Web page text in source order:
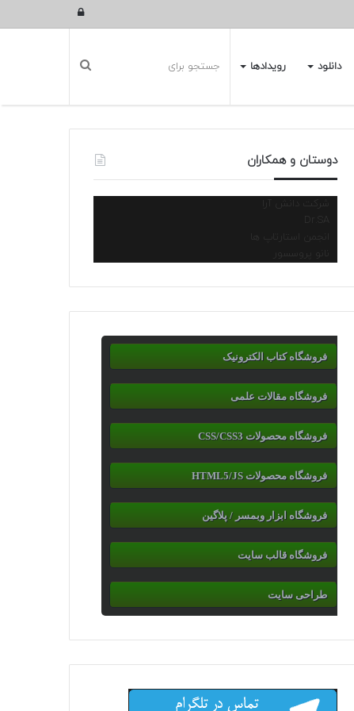
ورود
دانلود رویدادها
دوستان و همکاران
شرکت دانش آرا
انجمن استارتاپ ها
نانو پروسسور
فروشگاه کتاب الکترونیک
فروشگاه مقالات علمی
فروشگاه محصولات CSS/CSS3
فروشگاه محصولات HTML5/JS
فروشگاه ابزار وبمسر / پلاگین
فروشگاه قالب سایت
طراحی سایت